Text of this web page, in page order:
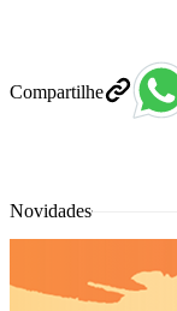
Compartilhe
Novidades